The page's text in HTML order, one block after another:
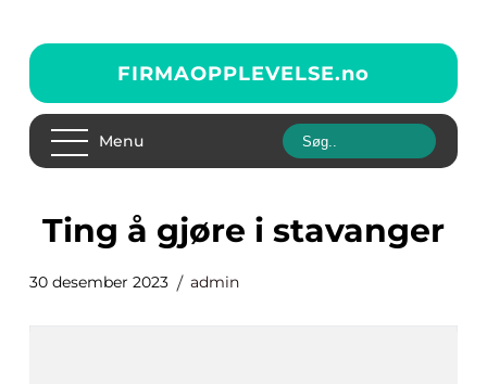
FIRMAOPPLEVELSE.no
Menu
ting å gjøre i stavanger
30 desember 2023 admin